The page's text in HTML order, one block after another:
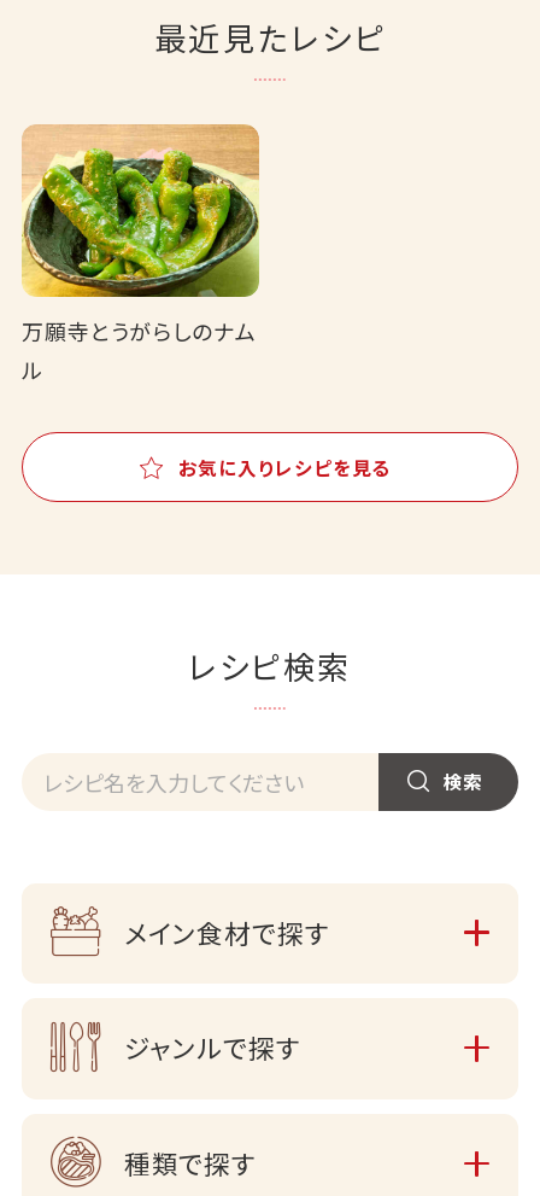
最近見たレシピ
万願寺とうがらしのナム
ル
お気に入りレシピを見る
レシピ検索
メイン食材で探す
ジャンルで探す
種類で探す